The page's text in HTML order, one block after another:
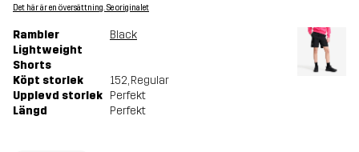
Det här är en översättning. Se originalet
Rambler
Lightweight
Shorts
Black
Köpt storlek 152, Regular
Upplevd storlek Perfekt
Längd
Perfekt